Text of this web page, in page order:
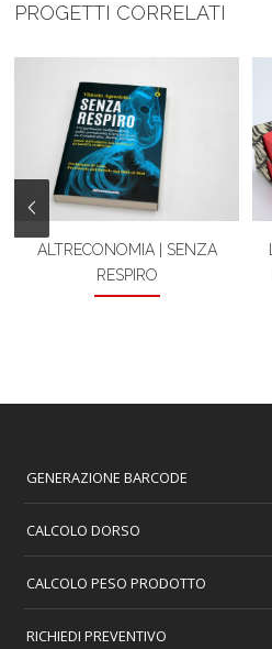
PROGETTI CORRELATI
ALTRECONOMIA | SENZA
RESPIRO
GENERAZIONE BARCODE
CALCOLO DORSO
CALCOLO PESO PRODOTTO
RICHIEDI PREVENTIVO